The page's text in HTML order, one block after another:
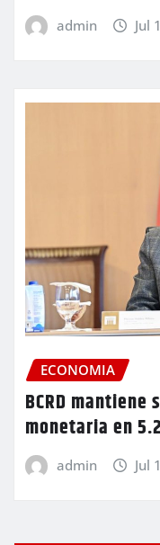
admin Jul
ECONOMIA
BCRD
monetaria en
admin Jul